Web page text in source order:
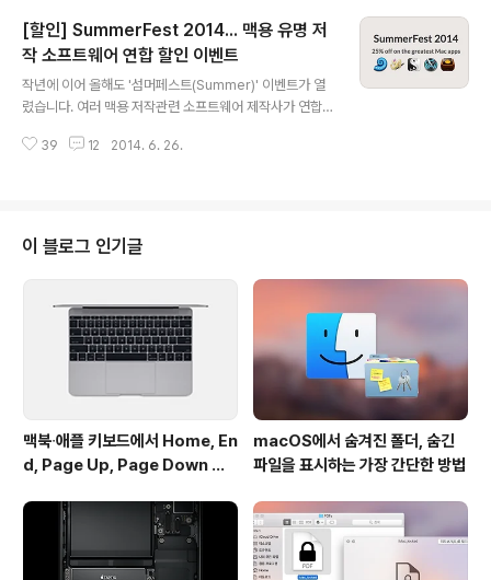
업 이미지를 iOS 컴패니언 앱에서 곧바로 확인할 수 있는
미러링 기능과 화면을 16배까지 확대해서 볼 수 있는 루페
기능, 화면에 가상의 기준선을 띄울 수 있는 가이드 기능 등
그래픽 작업에 도움이 되는 다양한 기능을 갖추고 있습니
다. 전문 디자이너가 아닌 저의 경우 스크린 샷을 픽셀 단위
로 정밀하게 촬영하거나 CSS 스타일시트를 편집할 때 xS
[할인] SummerFest 2014... 맥용 유명 저
작 소프트웨어 연합 할인 이벤트
작년에 이어 올해도 '섬머페스트(Summer)' 이벤트가 열
렸습니다. 여러 맥용 저작관련 소프트웨어 제작사가 연합
로 자사 제품을 저렴한 가격에 판매하는 이벤트인데, 평소
20%에서 25%로 올라가 약간이나마 더 저렴한 가격에 소
프트웨어를 구매할 수 있습니다. 평소 같았으면 DEVONT
hink와 Scriverner 구매를 적극 권장해드렸을 텐데, Scr
ivener는 얼마 전에 있었던 55% 할인 이벤트 때문에 상
대적으로 매력이 없어 보이고 DEVONThink는 이미 쓰..
39 12 2014. 6. 26.
이 블로그 인기글
맥북∙애플 키보드에서 Home, En
d, Page Up, Page Down 키
macOS에서 숨겨진 폴더, 숨긴
파일을 표시하는 가장 간단한 방법